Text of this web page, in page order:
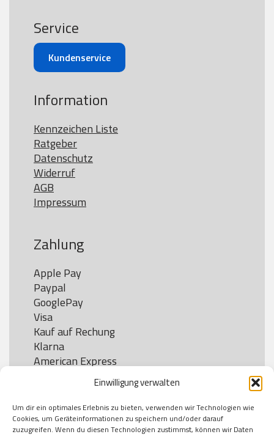
Einwilligung verwalten
Um dir ein optimales Erlebnis zu bieten, verwenden wir Technologien wie
Cookies, um Geräteinformationen zu speichern und/oder darauf
zuzugreifen. Wenn du diesen Technologien zustimmst, können wir Daten
Service
Kundenservice
Information
Kennzeichen Liste
Ratgeber
Datenschutz
Widerruf
AGB
Impressum
Zahlung
Apple Pay
Paypal
GooglePay
Visa
Kauf auf Rechung
Klarna
American Express
Versand